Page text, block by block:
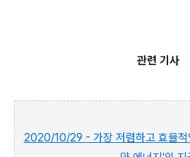
관련 기사
2020/10/29 - 가장 저렴하고 효율적